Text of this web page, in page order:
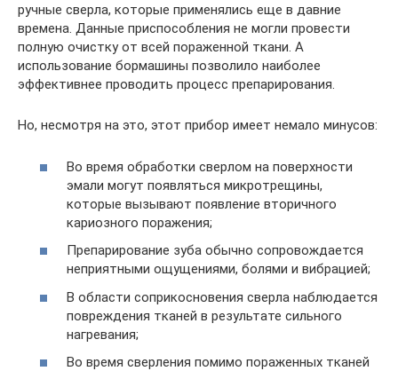
ручные сверла, которые применялись еще в давние
времена. Данные приспособления не могли провести
полную очистку от всей пораженной ткани. А
использование бормашины позволило наиболее
эффективнее проводить процесс препарирования.
Но, несмотря на это, этот прибор имеет немало минусов:
Во время обработки сверлом на поверхности
эмали могут появляться микротрещины,
которые вызывают появление вторичного
кариозного поражения;
Препарирование зуба обычно сопровождается
неприятными ощущениями, болями и вибрацией;
В области соприкосновения сверла наблюдается
повреждения тканей в результате сильного
нагревания;
Во время сверления помимо пораженных тканей